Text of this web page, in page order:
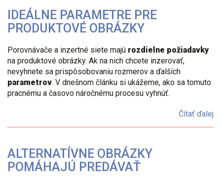
IDEÁLNE PARAMETRE PRE
PRODUKTOVÉ OBRÁZKY
Porovnávače a inzertné siete majú rozdielne požiadavky
na produktové obrázky. Ak na nich chcete inzerovať,
nevyhnete sa prispôsobovaniu rozmerov a ďalších
parametrov. V dnešnom článku si ukážeme, ako sa tomuto
pracnému a časovo náročnému procesu vyhnúť.
Čítať ďalej
ALTERNATÍVNE OBRÁZKY
POMÁHAJÚ PREDÁVAŤ